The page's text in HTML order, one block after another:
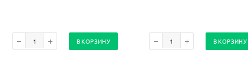
В КОРЗИНУ В КОРЗИНУ